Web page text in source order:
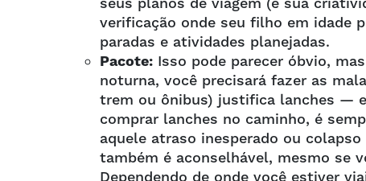
verificação onde seu filho em idade
paradas e atividades planejadas.
Pacote: Isso pode parecer óbvio,
noturna, você precisará fazer as
trem ou ônibus) justifica lanches —
comprar lanches no caminho, é
aquele atraso inesperado ou
também é aconselhável, mesmo se
Dependendo de onde você estiver